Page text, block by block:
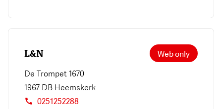
Web only
L&N
De Trompet 1670
1967 DB Heemskerk
0251252288